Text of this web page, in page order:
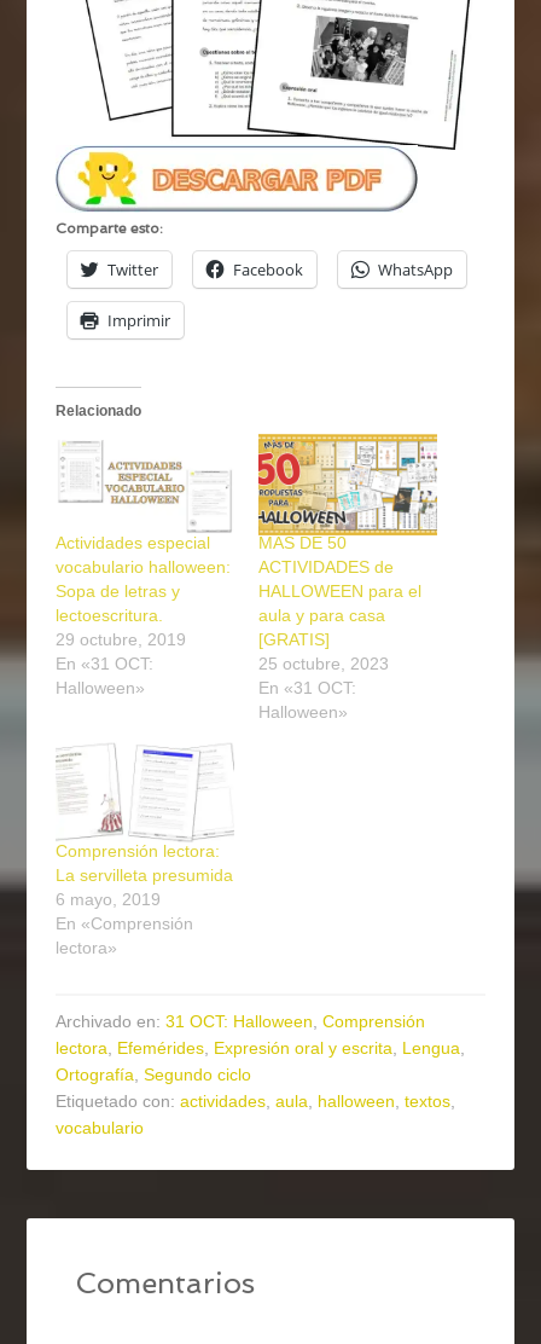
Comparte esto:
Twitter Facebook WhatsApp
Imprimir
Relacionado
Actividades especial
vocabulario halloween:
Sopa de letras y
lectoescritura.
29 octubre, 2019
En «31 OCT:
Halloween»
MÁS DE 50
ACTIVIDADES de
HALLOWEEN para el
aula y para casa
[GRATIS]
25 octubre, 2023
En «31 OCT:
Halloween»
Comprensión lectora:
La servilleta presumida
6 mayo, 2019
En «Comprensión
lectora»
Archivado en:31 OCT: Halloween ,Comprensión
lectora
Efemérides Expresión oral y escrita Lengua
Ortografía ,Segundo ciclo
Etiquetado con:actividades ,aula halloween ,textos
vocabulario
Comentarios